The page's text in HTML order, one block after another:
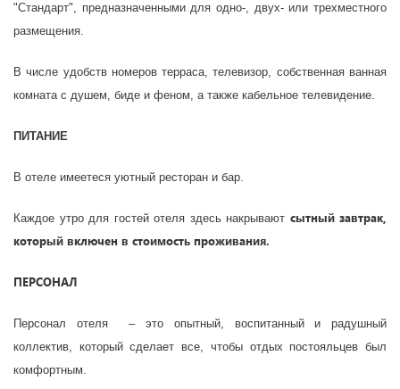
"Стандарт", предназначенными для одно-, двух- или трехместного
размещения.
В числе удобств номеров терраса, телевизор, собственная ванная
комната с душем, биде и феном, а также кабельное телевидение.
ПИТАНИЕ
В отеле имеетеся уютный ресторан и бар.
Каждое утро для гостей отеля здесь накрывают сытный завтрак,
который включен в стоимость проживания.
ПЕРСОНАЛ
Персонал отеля – это опытный, воспитанный и радушный
коллектив, который сделает все, чтобы отдых постояльцев был
комфортным.